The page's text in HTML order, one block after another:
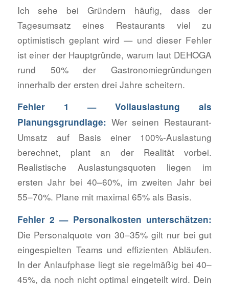
Ich sehe bei Gründern häufig, dass der
Tagesumsatz eines Restaurants viel zu
optimistisch geplant wird — und dieser Fehler
ist einer der Hauptgründe, warum laut DEHOGA
rund 50% der Gastronomiegründungen
innerhalb der ersten drei Jahre scheitern.
Fehler 1 — Vollauslastung als
Planungsgrundlage: Wer seinen Restaurant-
Umsatz auf Basis einer 100%-Auslastung
berechnet, plant an der Realität vorbei.
Realistische Auslastungsquoten liegen im
ersten Jahr bei 40–60%, im zweiten Jahr bei
55–70%. Plane mit maximal 65% als Basis.
Fehler 2 — Personalkosten unterschätzen:
Die Personalquote von 30–35% gilt nur bei gut
eingespielten Teams und effizienten Abläufen.
In der Anlaufphase liegt sie regelmäßig bei 40–
45%, da noch nicht optimal eingeteilt wird. Dein